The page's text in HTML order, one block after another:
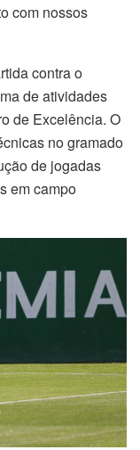
com nossos
contra o
de atividades
de Excelência. O
no gramado
de jogadas
em campo